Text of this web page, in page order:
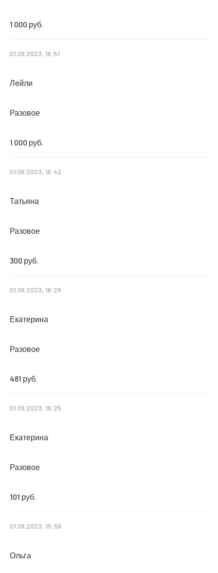
1 000 руб.
01.06.2023, 16:51
Лейли
Разовое
1 000 руб.
01.06.2023, 16:42
Татьяна
Разовое
300 руб.
01.06.2023, 16:29
Екатерина
Разовое
481 руб.
01.06.2023, 16:25
Екатерина
Разовое
101 руб.
01.06.2023, 15:56
Ольга